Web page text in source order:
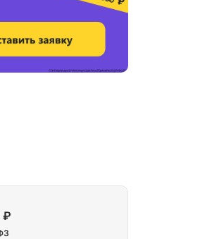
₽